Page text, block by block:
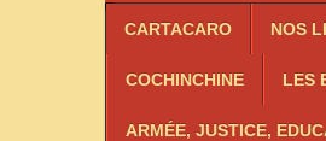
CARTACARO NOS
COCHINCHINE LES
ARMÉE, JUSTICE,